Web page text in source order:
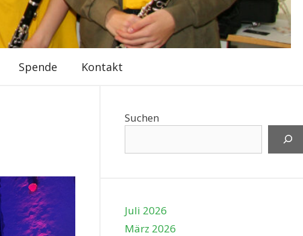
Spende Kontakt
Suchen
Juli 2026
März 2026